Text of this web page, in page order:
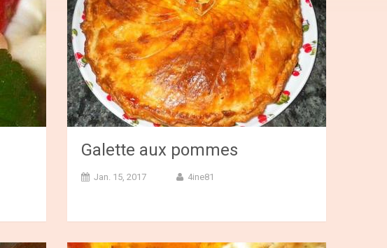
Galette aux pommes
Jan. 15, 2017 4ine81